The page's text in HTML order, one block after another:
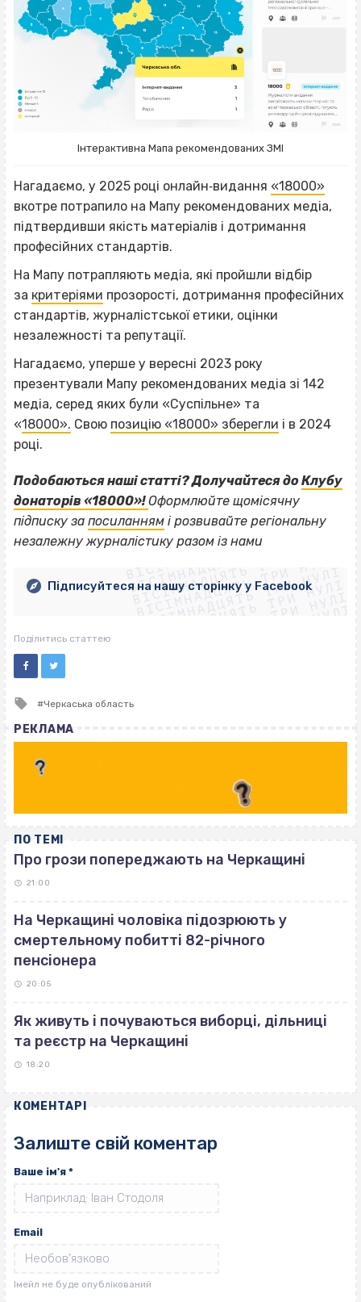
Інтерактивна Мапа рекомендованих ЗМІ
Нагадаємо, у 2025 році онлайн‐видання «18000»
вкотре потрапило на Мапу рекомендованих медіа,
підтвердивши якість матеріалів і дотримання
професійних стандартів.
На Мапу потрапляють медіа, які пройшли відбір
за критеріями прозорості, дотримання професійних
стандартів, журналістської етики, оцінки
незалежності та репутації.
Нагадаємо, уперше у вересні 2023 року
презентували Мапу рекомендованих медіа зі 142
медіа, серед яких були «Суспільне» та
«18000». Свою позицію «18000» зберегли і в 2024
році.
Подобаються наші статті? Долучайтеся доКлубу
донаторів «18000»!Оформлюйте щомісячну
підписку за посиланням і розвивайте регіональну
незалежну журналістику разом із нами
ВІСІМНАДЦЯТЬ ТРИ НУЛІ
ВІСІМНАДЦЯТЬ ТРИ НУЛІ
ВІСІМНАДЦЯТЬ ТРИ НУЛІ
ВІСІМНАДЦЯТЬ ТРИ НУЛІ
ВІСІМНАДЦЯТЬ ТРИ НУЛІ
ВІСІМНАДЦЯТЬ ТРИ НУЛІ
ВІСІМНАДЦЯТЬ ТРИ НУЛІ
ВІСІМНАДЦЯТЬ ТРИ НУЛІ
Підписуйтеся на нашу сторінку у Facebook
Поділитись статтею
Tagged
Черкаська область
РЕКЛАМА
ПО ТЕМІ
Про грози попереджають на Черкащині
21:00
На Черкащині чоловіка підозрюють у
смертельному побитті 82-річного
пенсіонера
20:05
Як живуть і почуваються виборці, дільниці
та реєстр на Черкащині
18:20
КОМЕНТАРІ
Залиште свій коментар
Ваше ім'я *
Email